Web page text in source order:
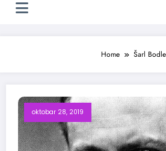
Home Šarl
oktobar 28, 2019